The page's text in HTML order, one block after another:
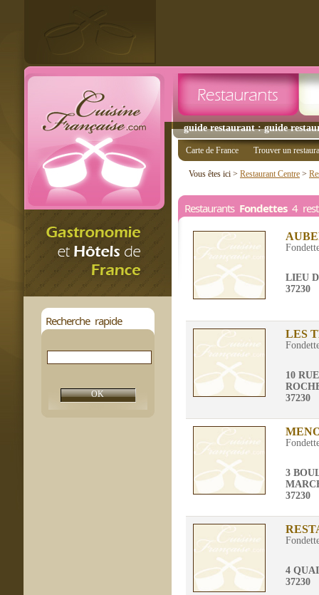
guide restaurant : guide
Recherche rapide
Carte de France Trouver un
Vous êtes ici > Restaurant Centre >
Restaurants Fondettes4
LIEU
37230
LES
10
37230
3
37230
4
37230